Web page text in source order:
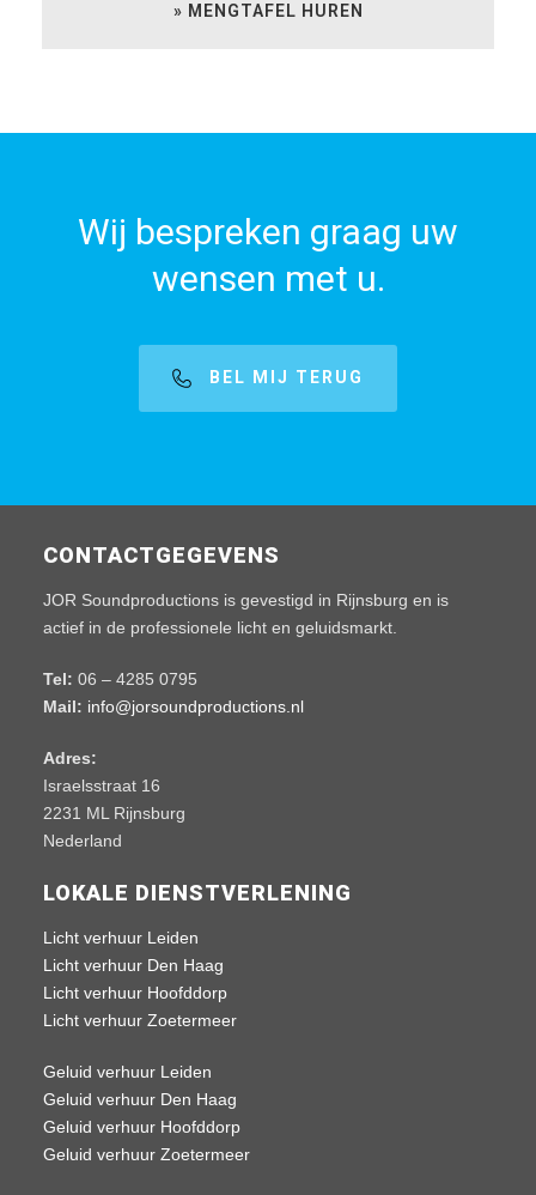
» MENGTAFEL HUREN
Wij bespreken graag uw
wensen met u.
BEL MIJ TERUG
CONTACTGEGEVENS
JOR Soundproductions is gevestigd in Rijnsburg en is
actief in de professionele licht en geluidsmarkt.
Tel: 06 – 4285 0795
Mail: info@jorsoundproductions.nl
Adres:
Israelsstraat 16
2231 ML Rijnsburg
Nederland
LOKALE DIENSTVERLENING
Licht verhuur Leiden
Licht verhuur Den Haag
Licht verhuur Hoofddorp
Licht verhuur Zoetermeer
Geluid verhuur Leiden
Geluid verhuur Den Haag
Geluid verhuur Hoofddorp
Geluid verhuur Zoetermeer